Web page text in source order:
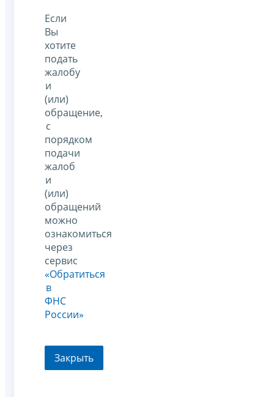
Если
Вы
хотите
подать
жалобу
и
(или)
обращение,
с
порядком
подачи
жалоб
и
(или)
обращений
можно
ознакомиться
через
сервис
«Обратиться
в
ФНС
России»
Закрыть